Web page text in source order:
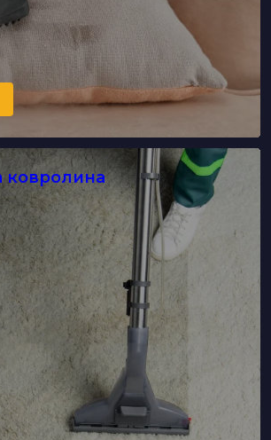
ковролина